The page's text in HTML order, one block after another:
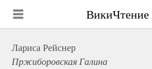
ВикиЧтение
Лариса Рейснер
Пржиборовская Галина